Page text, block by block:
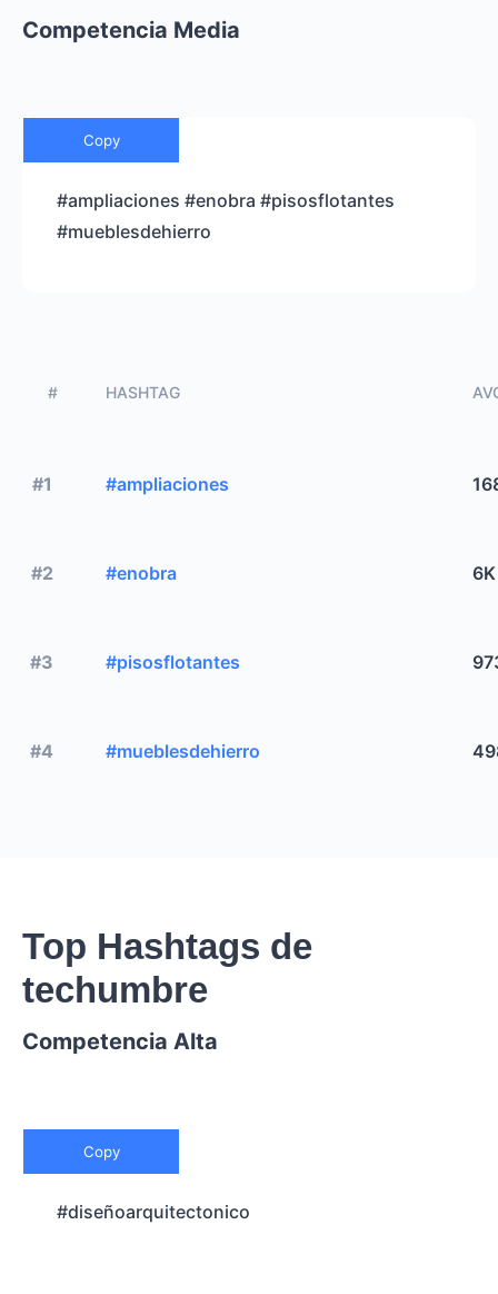
Competencia Media
Copy
#ampliaciones #enobra #pisosflotantes
#mueblesdehierro
# HASHTAG
#1 #ampliaciones
#2 #enobra 6K
#3 #pisosflotantes
#4 #mueblesdehierro
Top Hashtags de
techumbre
Competencia Alta
Copy
#diseñoarquitectonico